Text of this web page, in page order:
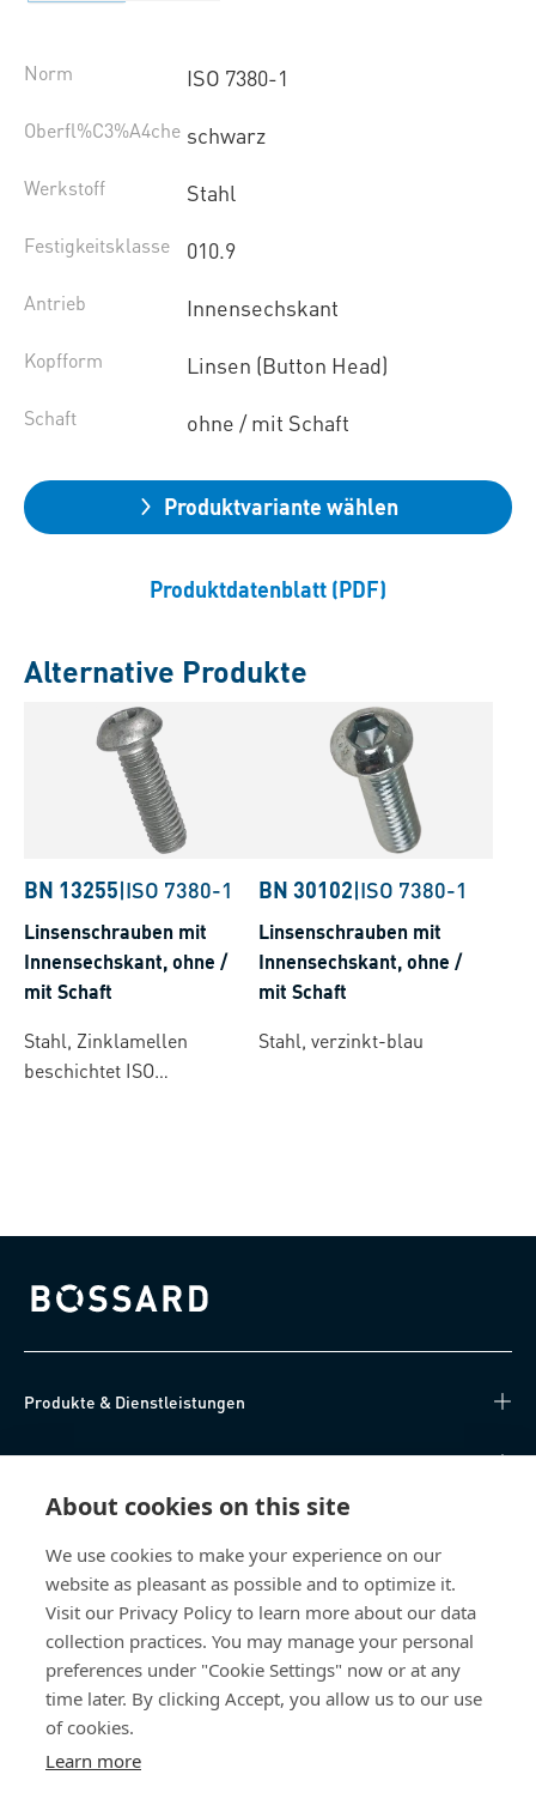
About cookies on this site
We use cookies to make your experience on our
website as pleasant as possible and to optimize it.
Visit our Privacy Policy to learn more about our data
collection practices. You may manage your personal
preferences under "Cookie Settings" now or at any
time later. By clicking Accept, you allow us to our use
of cookies.
Learn more
Norm ISO 7380-1
Oberfl%C3%A4che schwarz
Werkstoff Stahl
Festigkeitsklasse 010.9
Antrieb Innensechskant
Kopfform Linsen (Button Head)
Schaft ohne / mit Schaft
Produktvariante wählen
Produktdatenblatt (PDF)
Alternative Produkte
BN 13255|ISO 7380-1
Linsenschrauben mit
Innensechskant, ohne /
mit Schaft
Stahl, Zinklamellen
beschichtet ISO
BN 30102|ISO 7380-1
Linsenschrauben mit
Innensechskant, ohne /
mit Schaft
Stahl, verzinkt-blau
Bossard homepage
Produkte & Dienstleistungen
Wissen
Über uns
Bossard Deutschland
Max-Eyth-Str. 14
89186 Illerrieden